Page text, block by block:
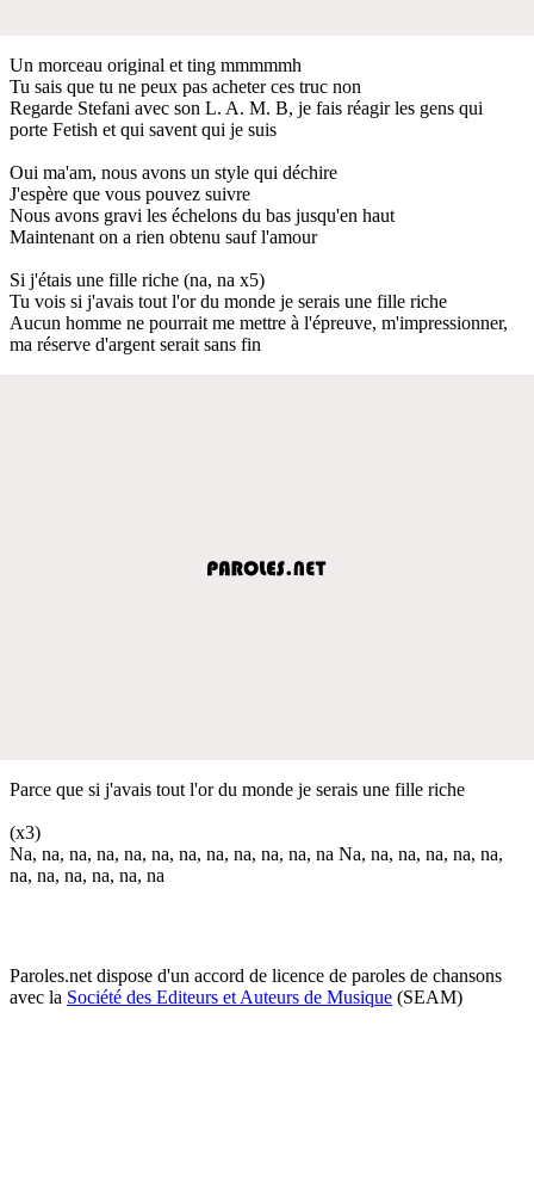
Un morceau original et ting mmmmmh
Tu sais que tu ne peux pas acheter ces truc non
Regarde Stefani avec son L. A. M. B, je fais réagir les gens qui
porte Fetish et qui savent qui je suis
Oui ma'am, nous avons un style qui déchire
J'espère que vous pouvez suivre
Nous avons gravi les échelons du bas jusqu'en haut
Maintenant on a rien obtenu sauf l'amour
Si j'étais une fille riche (na, na x5)
Tu vois si j'avais tout l'or du monde je serais une fille riche
Aucun homme ne pourrait me mettre à l'épreuve, m'impressionner,
ma réserve d'argent serait sans fin
Parce que si j'avais tout l'or du monde je serais une fille riche
(x3)
Na, na, na, na, na, na, na, na, na, na, na, na Na, na, na, na, na, na,
na, na, na, na, na, na
Paroles.net dispose d'un accord de licence de paroles de chansons
avec la Société des Editeurs et Auteurs de Musique (SEAM)